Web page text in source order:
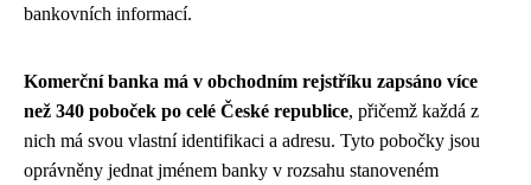
bankovních informací.
Komerční banka má v obchodním rejstříku zapsáno více
než 340 poboček po celé České republice, přičemž každá z
nich má svou vlastní identifikaci a adresu. Tyto pobočky jsou
oprávněny jednat jménem banky v rozsahu stanoveném